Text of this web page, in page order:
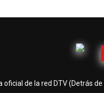
oficial de la red DTV (Detrás